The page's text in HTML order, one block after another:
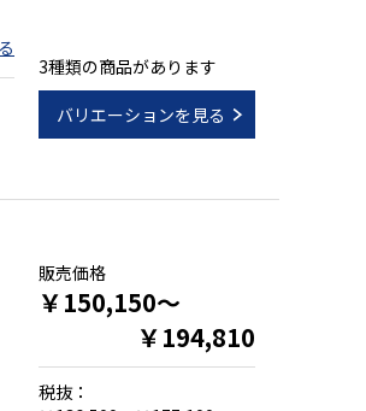
3種類の商品があります
バリエーションを見る
販売価格
￥150,150～
￥194,810
税抜：